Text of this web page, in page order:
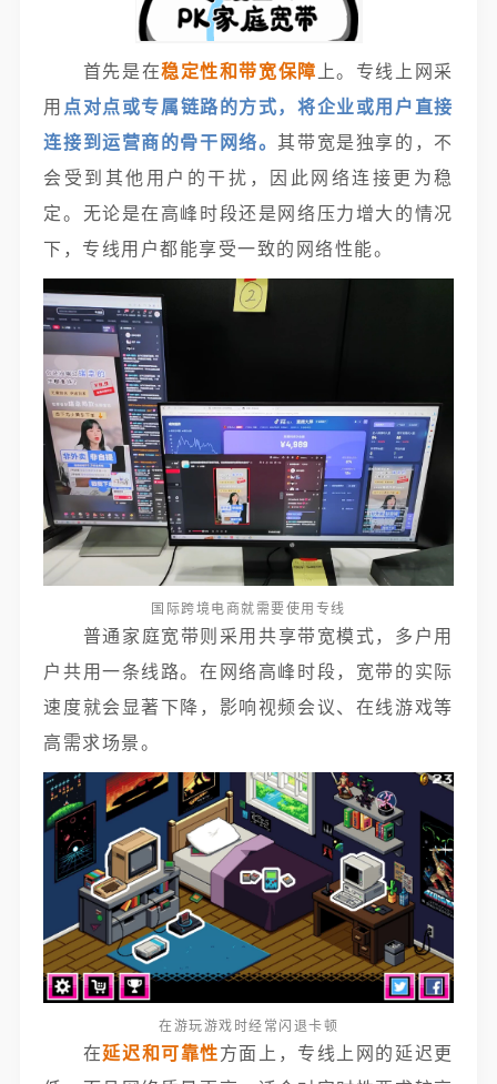
首先是在稳定性和带宽保障 上。专线上网采
用 点对点或专属链路的方式，将企业或用户直接
连接到运营商的骨干网络。 其带宽是独享的，不
会受到其他用户的干扰，因此网络连接更为稳
定。无论是在高峰时段还是网络压力增大的情况
下，专线用户都能享受一致的网络性能。
国际跨境电商就需要使用专线
普通家庭宽带则采用共享带宽模式，多户用
户共用一条线路。在网络高峰时段，宽带的实际
速度就会显著下降，影响视频会议、在线游戏等
高需求场景。
在游玩游戏时经常闪退卡顿
在延迟和可靠性方面上，专线上网的延迟更